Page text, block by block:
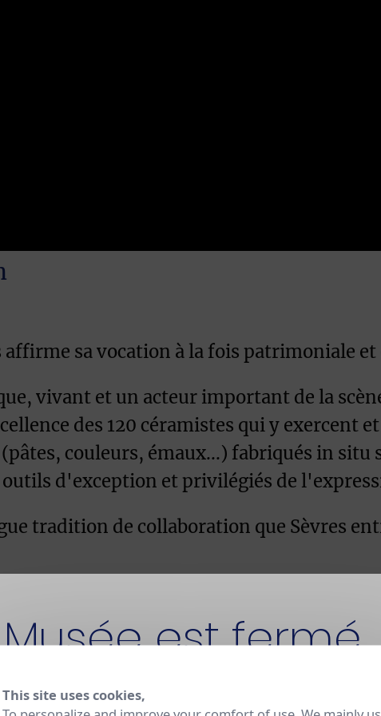
affirme sa vocation à la fois patrimoniale
vivant et un acteur important de la
des 120 céramistes qui y
couleurs, émaux...) fabriqués in situ
d'exception et privilégiés de
tradition de collaboration que Sèvres
Musée est fermé
est fermé pour rénovation jusqu'en 2030. La Manufacture
This site uses cookies,